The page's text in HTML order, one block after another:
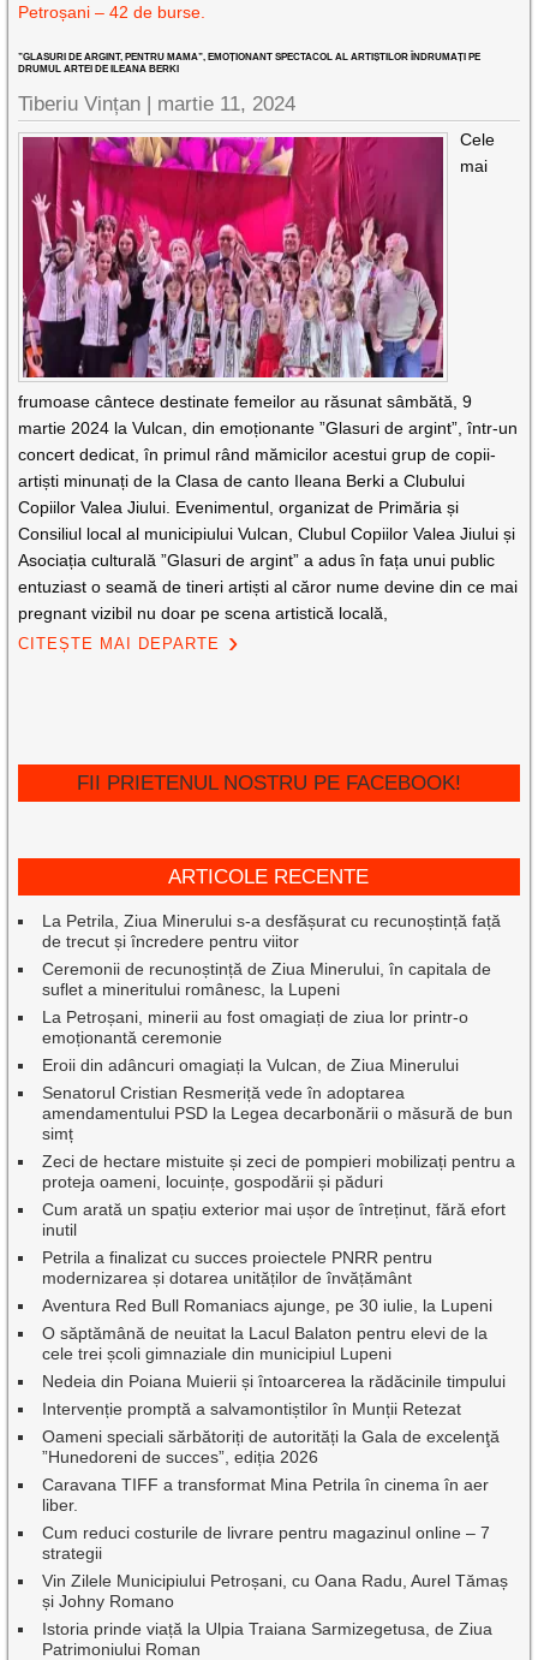
Petroșani – 42 de burse.
”GLASURI DE ARGINT, PENTRU MAMA”, EMOȚIONANT SPECTACOL AL ARTIȘTILOR ÎNDRUMAȚI PE
DRUMUL ARTEI DE ILEANA BERKI
Tiberiu Vințan | martie 11, 2024
Cele
mai
frumoase cântece destinate femeilor au răsunat sâmbătă, 9
martie 2024 la Vulcan, din emoționante ”Glasuri de argint”, într-un
concert dedicat, în primul rând mămicilor acestui grup de copii-
artiști minunați de la Clasa de canto Ileana Berki a Clubului
Copiilor Valea Jiului. Evenimentul, organizat de Primăria și
Consiliul local al municipiului Vulcan, Clubul Copiilor Valea Jiului și
Asociația culturală ”Glasuri de argint” a adus în fața unui public
entuziast o seamă de tineri artiști al căror nume devine din ce mai
pregnant vizibil nu doar pe scena artistică locală,
CITEȘTE MAI DEPARTE
FII PRIETENUL NOSTRU PE FACEBOOK!
ARTICOLE RECENTE
La Petrila, Ziua Minerului s-a desfășurat cu recunoștință față
de trecut și încredere pentru viitor
Ceremonii de recunoștință de Ziua Minerului, în capitala de
suflet a mineritului românesc, la Lupeni
La Petroșani, minerii au fost omagiați de ziua lor printr-o
emoționantă ceremonie
Eroii din adâncuri omagiați la Vulcan, de Ziua Minerului
Senatorul Cristian Resmeriță vede în adoptarea
amendamentului PSD la Legea decarbonării o măsură de bun
simț
Zeci de hectare mistuite și zeci de pompieri mobilizați pentru a
proteja oameni, locuințe, gospodării și păduri
Cum arată un spațiu exterior mai ușor de întreținut, fără efort
inutil
Petrila a finalizat cu succes proiectele PNRR pentru
modernizarea și dotarea unităților de învățământ
Aventura Red Bull Romaniacs ajunge, pe 30 iulie, la Lupeni
O săptămână de neuitat la Lacul Balaton pentru elevi de la
cele trei școli gimnaziale din municipiul Lupeni
Nedeia din Poiana Muierii și întoarcerea la rădăcinile timpului
Intervenție promptă a salvamontiștilor în Munții Retezat
Oameni speciali sărbătoriți de autorități la Gala de excelenţă
”Hunedoreni de succes”, ediția 2026
Caravana TIFF a transformat Mina Petrila în cinema în aer
liber.
Cum reduci costurile de livrare pentru magazinul online – 7
strategii
Vin Zilele Municipiului Petroșani, cu Oana Radu, Aurel Tămaș
și Johny Romano
Istoria prinde viață la Ulpia Traiana Sarmizegetusa, de Ziua
Patrimoniului Roman